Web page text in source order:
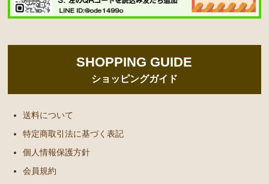
SHOPPING GUIDE
ショッピングガイド
送料について
特定商取引法に基づく表記
個人情報保護方針
会員規約